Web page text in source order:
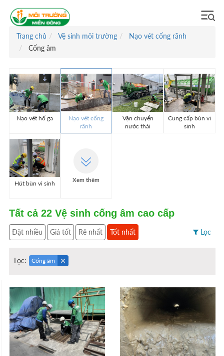
Trang chủ Vệ sinh môi trường
Nạo vét cống rãnh
Cống âm
Nạo vét hố ga
Nạo vét cống
rãnh
Vận chuyển
nước thải
Cung cấp bùn vi
sinh
Hút bùn vi sinh Xem thêm
Tất cả 22 Vệ sinh cống âm cao cấp
Đặt nhiều Giá tốt Rẻ nhất Tốt nhất Lọc
Lọc: Cống âm